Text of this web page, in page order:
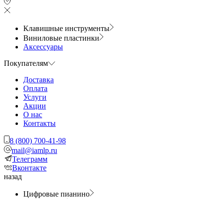
Клавишные инструменты
Виниловые пластинки
Аксессуары
Покупателям
Доставка
Оплата
Услуги
Акции
О нас
Контакты
8 (800) 700-41-98
mail@iamlp.ru
Телеграмм
Вконтакте
назад
Цифровые пианино